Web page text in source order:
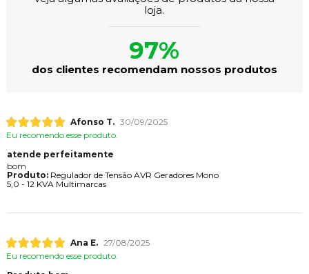
loja.
97%
dos clientes recomendam nossos produtos
Afonso T. 30/09/2025
Eu recomendo esse produto.
atende perfeitamente
bom
Produto:Regulador de Tensão AVR Geradores Mono
5,0 - 12 KVA Multimarcas
Ana E. 27/08/2025
Eu recomendo esse produto.